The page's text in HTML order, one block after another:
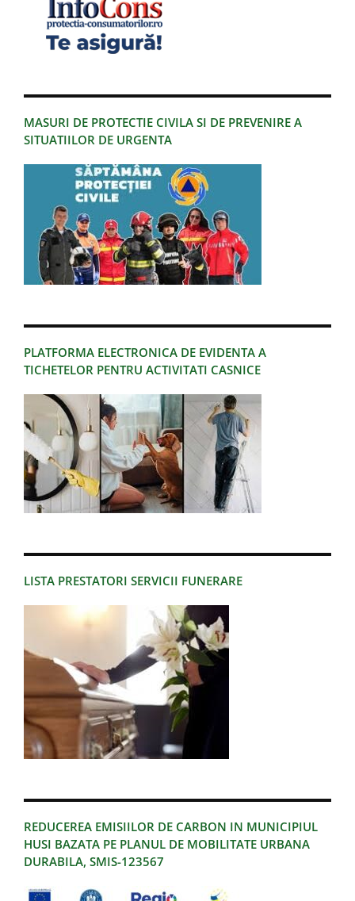
MASURI DE PROTECTIE CIVILA SI DE PREVENIRE A
SITUATIILOR DE URGENTA
PLATFORMA ELECTRONICA DE EVIDENTA A
TICHETELOR PENTRU ACTIVITATI CASNICE
LISTA PRESTATORI SERVICII FUNERARE
REDUCEREA EMISIILOR DE CARBON IN MUNICIPIUL
HUSI BAZATA PE PLANUL DE MOBILITATE URBANA
DURABILA, SMIS-123567